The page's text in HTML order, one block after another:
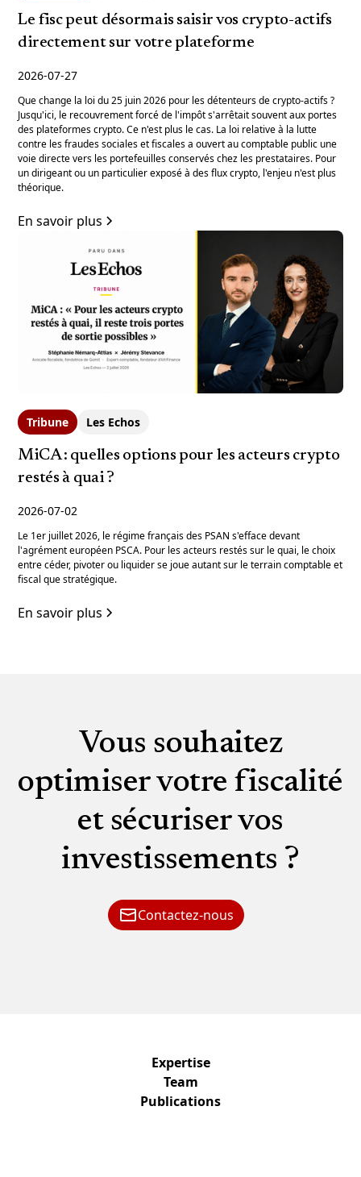
Le fisc peut désormais saisir vos crypto-actifs
directement sur votre plateforme
2026-07-27
Que change la loi du 25 juin 2026 pour les détenteurs de crypto-actifs ?
Jusqu'ici, le recouvrement forcé de l'impôt s'arrêtait souvent aux portes
des plateformes crypto. Ce n'est plus le cas. La loi relative à la lutte
contre les fraudes sociales et fiscales a ouvert au comptable public une
voie directe vers les portefeuilles conservés chez les prestataires. Pour
un dirigeant ou un particulier exposé à des flux crypto, l'enjeu n'est plus
théorique.
En savoir plus
Tribune Les Echos
MiCA : quelles options pour les acteurs crypto
restés à quai ?
2026-07-02
Le 1er juillet 2026, le régime français des PSAN s'efface devant
l'agrément européen PSCA. Pour les acteurs restés sur le quai, le choix
entre céder, pivoter ou liquider se joue autant sur le terrain comptable et
fiscal que stratégique.
En savoir plus
Vous souhaitez
optimiser votre fiscalité
et sécuriser vos
investissements ?
Contactez-nous
Expertise
Team
Publications